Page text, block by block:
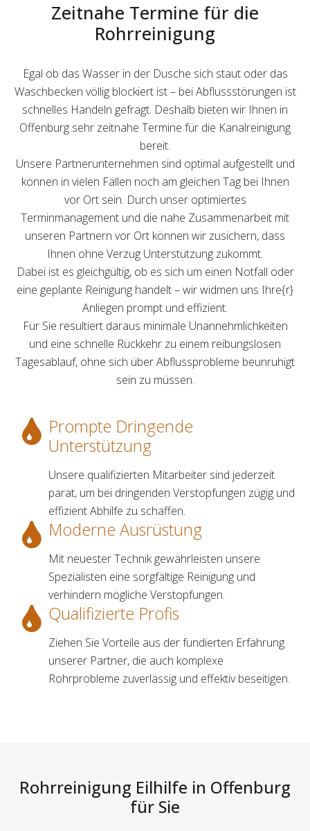
Zeitnahe Termine für die
Rohrreinigung
Egal ob das Wasser in der Dusche sich staut oder das
Waschbecken völlig blockiert ist – bei Abflussstörungen ist
schnelles Handeln gefragt. Deshalb bieten wir Ihnen in
Offenburg sehr zeitnahe Termine für die Kanalreinigung
bereit.
Unsere Partnerunternehmen sind optimal aufgestellt und
können in vielen Fällen noch am gleichen Tag bei Ihnen
vor Ort sein. Durch unser optimiertes
Terminmanagement und die nahe Zusammenarbeit mit
unseren Partnern vor Ort können wir zusichern, dass
Ihnen ohne Verzug Unterstützung zukommt.
Dabei ist es gleichgültig, ob es sich um einen Notfall oder
eine geplante Reinigung handelt – wir widmen uns Ihre{r}
Anliegen prompt und effizient.
Für Sie resultiert daraus minimale Unannehmlichkeiten
und eine schnelle Rückkehr zu einem reibungslosen
Tagesablauf, ohne sich über Abflussprobleme beunruhigt
sein zu müssen.
Prompte Dringende
Unterstützung
Unsere qualifizierten Mitarbeiter sind jederzeit
parat, um bei dringenden Verstopfungen zügig und
effizient Abhilfe zu schaffen.
Moderne Ausrüstung
Mit neuester Technik gewährleisten unsere
Spezialisten eine sorgfältige Reinigung und
verhindern mögliche Verstopfungen.
Qualifizierte Profis
Ziehen Sie Vorteile aus der fundierten Erfahrung
unserer Partner, die auch komplexe
Rohrprobleme zuverlässig und effektiv beseitigen.
Rohrreinigung Eilhilfe in Offenburg
für Sie